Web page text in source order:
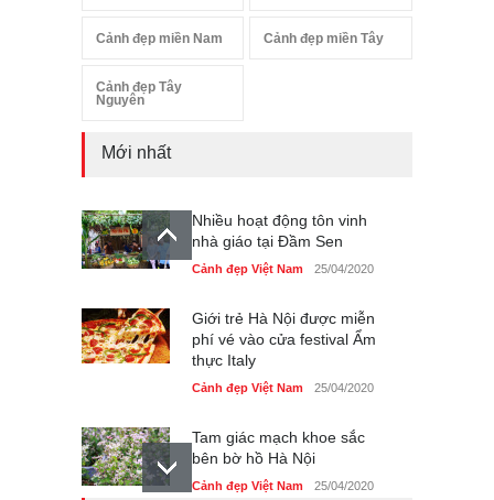
Cảnh đẹp miền Nam Cảnh đẹp miền Tây
Cảnh đẹp Tây
Nguyên
Mới nhất
Nhiều hoạt động tôn vinh
nhà giáo tại Đầm Sen
Cảnh đẹp Việt Nam 25/04/2020
Giới trẻ Hà Nội được miễn
phí vé vào cửa festival Ẩm
thực Italy
Cảnh đẹp Việt Nam 25/04/2020
Tam giác mạch khoe sắc
bên bờ hồ Hà Nội
Cảnh đẹp Việt Nam 25/04/2020